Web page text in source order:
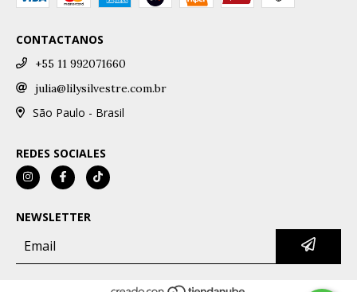
CONTACTANOS
+55 11 992071660
julia@lilysilvestre.com.br
São Paulo - Brasil
REDES SOCIALES
NEWSLETTER